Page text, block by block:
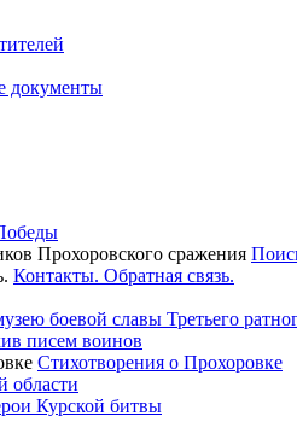
документы
Контакты. Обратная связь.
боевой славы Третьего
писем воинов
Стихотворения о Прохоровке
области
Курской битвы